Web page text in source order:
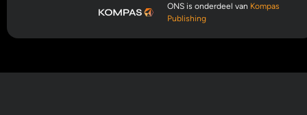
ONS is onderdeel van Kompas
Publishing